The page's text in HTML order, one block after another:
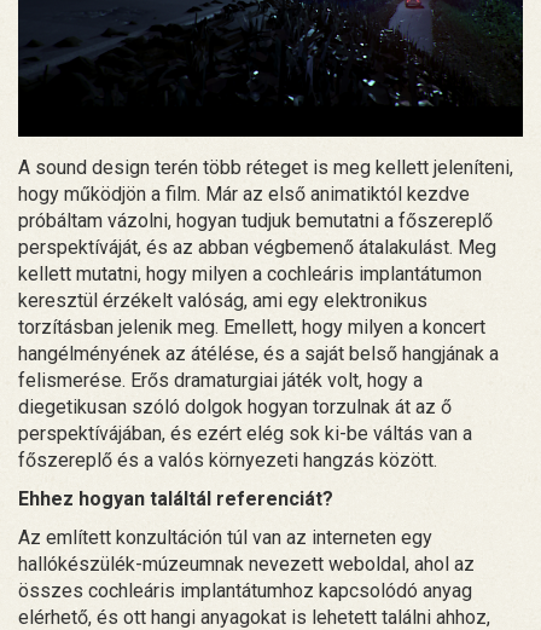
A sound design terén több réteget is meg kellett jeleníteni,
hogy működjön a film. Már az első animatiktól kezdve
próbáltam vázolni, hogyan tudjuk bemutatni a főszereplő
perspektíváját, és az abban végbemenő átalakulást. Meg
kellett mutatni, hogy milyen a cochleáris implantátumon
keresztül érzékelt valóság, ami egy elektronikus
torzításban jelenik meg. Emellett, hogy milyen a koncert
hangélményének az átélése, és a saját belső hangjának a
felismerése. Erős dramaturgiai játék volt, hogy a
diegetikusan szóló dolgok hogyan torzulnak át az ő
perspektívájában, és ezért elég sok ki-be váltás van a
főszereplő és a valós környezeti hangzás között.
Ehhez hogyan találtál referenciát?
Az említett konzultáción túl van az interneten egy
hallókészülék-múzeumnak nevezett weboldal, ahol az
összes cochleáris implantátumhoz kapcsolódó anyag
elérhető, és ott hangi anyagokat is lehetett találni ahhoz,